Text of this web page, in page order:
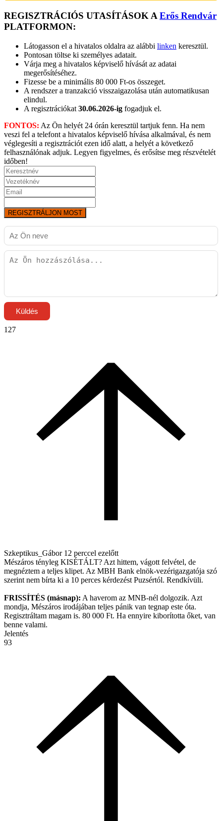
REGISZTRÁCIÓS UTASÍTÁSOK A Erős Rendvár
PLATFORMON:
Látogasson el a hivatalos oldalra az alábbi linken keresztül.
Pontosan töltse ki személyes adatait.
Várja meg a hivatalos képviselő hívását az adatai
megerősítéséhez.
Fizesse be a minimális 80 000 Ft-os összeget.
A rendszer a tranzakció visszaigazolása után automatikusan
elindul.
A regisztrációkat 30.06.2026-ig fogadjuk el.
FONTOS: Az Ön helyét 24 órán keresztül tartjuk fenn. Ha nem
veszi fel a telefont a hivatalos képviselő hívása alkalmával, és nem
véglegesíti a regisztrációt ezen idő alatt, a helyét a következő
felhasználónak adjuk. Legyen figyelmes, és erősítse meg részvételét
időben!
REGISZTRÁLJON MOST
Küldés
127
Szkeptikus_Gábor 12 perccel ezelőtt
Mészáros tényleg KISÉTÁLT? Azt hittem, vágott felvétel, de
megnéztem a teljes klipet. Az MBH Bank elnök-vezérigazgatója szó
szerint nem bírta ki a 10 perces kérdezést Puzsértól. Rendkívüli.
FRISSÍTÉS (másnap): A haverom az MNB-nél dolgozik. Azt
mondja, Mészáros irodájában teljes pánik van tegnap este óta.
Regisztráltam magam is. 80 000 Ft. Ha ennyire kiborította őket, van
benne valami.
Jelentés
93